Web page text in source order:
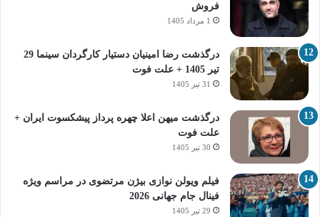
فروش
1 مرداد 1405
درگذشت رضا امینیان دستیار کارگردان سینما 29
تیر 1405 + علت فوت
31 تیر 1405
درگذشت میهن اعلا چهره پرداز پیشکسوت ایران +
علت فوت
30 تیر 1405
فیلم ویولن نوازی بیژن مرتضوی در مراسم ویژه
فینال جام جهانی 2026
29 تیر 1405